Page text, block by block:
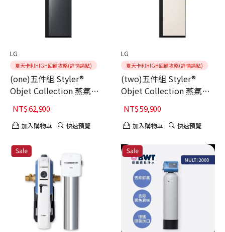
LG
夏天卡利HIGH回饋攻略(詳情請點)
(one)五件組 Styler®
Objet Collection 蒸氣電
子衣櫥第二代｜奢華鏡面
｜手持蒸氣掛燙機款
R723MB
NT$62,900
加入購物車 快速預覽
LG
夏天卡利HIGH回饋攻略(詳情請點)
(two)五件組 Styler®
Objet Collection 蒸氣電
子衣櫥第二代｜雪霧白｜
手持蒸氣掛燙機款
R723SB
NT$59,900
加入購物車 快速預覽